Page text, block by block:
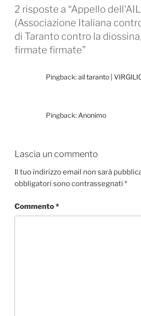
2 risposte a “Appello dell'AIL
(Associazione Italiana
di Taranto contro la
firmate firmate”
Pingback:ail taranto |
Pingback: Anonimo
Lascia un commento
Il tuo indirizzo email non sarà
obbligatori sono contrassegnati *
Commento*